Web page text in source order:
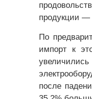
продукции —
По
импорт к
после